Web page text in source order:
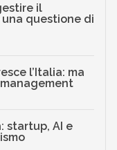
il
questione di
l’Italia: ma
startup, AI e